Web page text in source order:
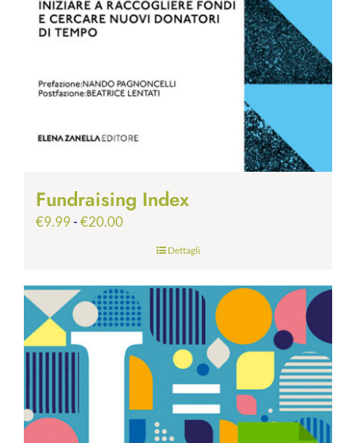
Fundraising Index
€9.99-€20.00Fascia
€9.99
a
€20.00
Dettagli